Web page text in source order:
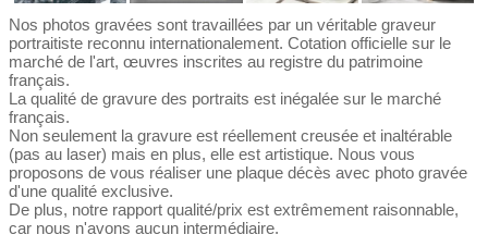
Nos photos gravées sont travaillées par un véritable graveur
portraitiste reconnu internationalement. Cotation officielle sur le
marché de l'art, œuvres inscrites au registre du patrimoine
français.
La qualité de gravure des portraits est inégalée sur le marché
français.
Non seulement la gravure est réellement creusée et inaltérable
(pas au laser) mais en plus, elle est artistique. Nous vous
proposons de vous réaliser une plaque décès avec photo gravée
d'une qualité exclusive.
De plus, notre rapport qualité/prix est extrêmement raisonnable,
car nous n'avons aucun intermédiaire.